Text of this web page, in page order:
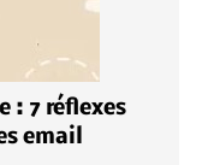
: 7 réflexes
email